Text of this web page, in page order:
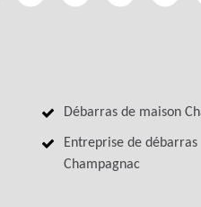
Débarras de maison
Entreprise de débarras
Champagnac